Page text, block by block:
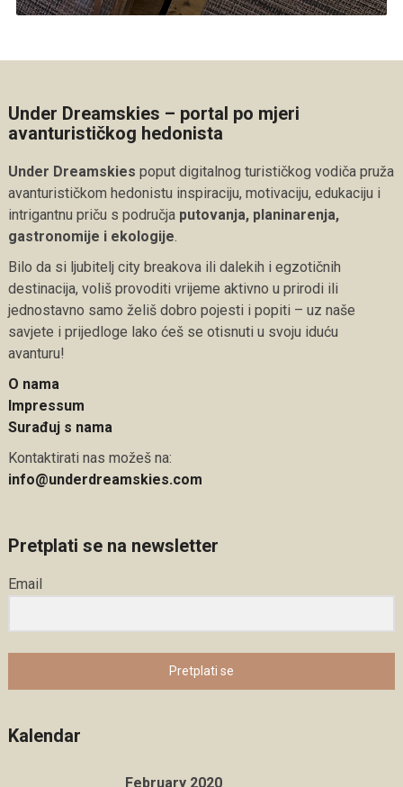
Under Dreamskies – portal po mjeri
avanturističkog hedonista
Under Dreamskies poput digitalnog turističkog vodiča pruža
avanturističkom hedonistu inspiraciju, motivaciju, edukaciju i
intrigantnu priču s područja putovanja, planinarenja,
gastronomije i ekologije
Bilo da si ljubitelj city breakova ili dalekih i egzotičnih
destinacija, voliš provoditi vrijeme aktivno u prirodi ili
jednostavno samo želiš dobro pojesti i popiti – uz naše
savjete i prijedloge lako ćeš se otisnuti u svoju iduću
avanturu!
O nama
Impressum
Surađuj s nama
Kontaktirati nas možeš na:
info@underdreamskies.com
Pretplati se na newsletter
Email
Pretplati se
Kalendar
February 2020